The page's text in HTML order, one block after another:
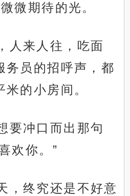
微期待的光。
人来人往，吃面
务员的招呼声，都
的小房间。
要冲口而出那句
欢你。”
，终究还是不好意